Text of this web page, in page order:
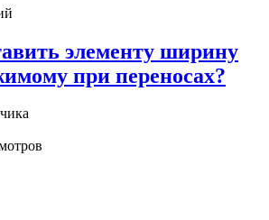
элементу ширину
при переносах?